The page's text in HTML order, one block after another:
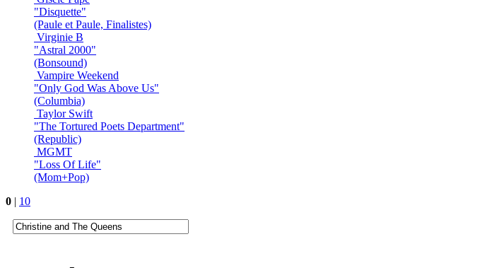
"Disquette"
(Paule et Paule, Finalistes)
Virginie B
"Astral 2000"
(Bonsound)
Vampire Weekend
"Only God Was Above Us"
(Columbia)
Taylor Swift
"The Tortured Poets Department"
(Republic)
MGMT
"Loss Of Life"
(Mom+Pop)
0 | 10